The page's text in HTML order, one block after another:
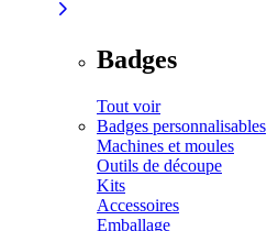
Badges
Tout voir
Badges personnalisables
Machines et moules
Outils de découpe
Kits
Accessoires
Emballage